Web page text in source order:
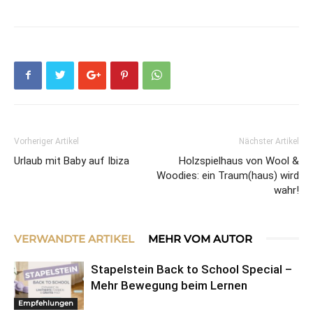
Vorheriger Artikel
Urlaub mit Baby auf Ibiza
Nächster Artikel
Holzspielhaus von Wool &
Woodies: ein Traum(haus) wird
wahr!
VERWANDTE ARTIKEL MEHR VOM AUTOR
Empfehlungen
Stapelstein Back to School Special –
Mehr Bewegung beim Lernen